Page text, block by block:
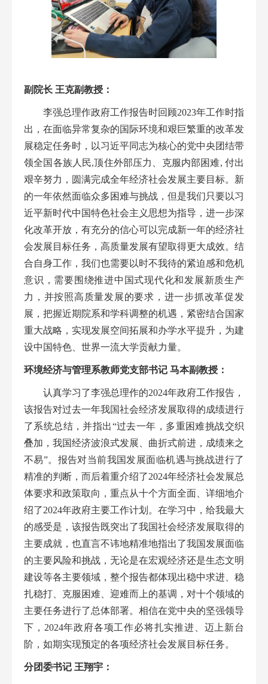
副院长 王克副教授 ：
李强总理作政府工作报告时回顾2023年工作时指
出，在面临异常复杂的国际环境和艰巨繁重的改革发
展稳定任务时，以习近平同志为核心的党中央团结带
领全国各族人民,顶住外部压力、克服内部困难, 付出
艰辛努力，圆满完成全年经济社会发展主要目标。新
的一年依然面临众多困难与挑战，但是我们只要以习
近平新时代中国特色社会主义思想为指导，进一步深
化改革开放，有充分的信心可以完成新一年的经济社
会发展目标任务，高质量发展有望取得更大成效。结
合自身工作，我们也需要以时不我待的紧迫感和危机
意识，需要围绕推进中国式现代化和发展新质生产
力，并按照高质量发展的要求，进一步抓改革促发
展，把握近期院系和学科调整的机遇，紧密结合国家
重大战略，实现发展空间拓展和办学水平提升，为建
设中国特色、世界一流大学贡献力量。
环境经济与管理系教师党支部书记 马本副教授：
认真学习了李强总理作的2024年政府工作报告，
该报告对过去一年我国社会经济发展取得的成绩进行
了系统总结，并指出“过去一年，多重困难挑战交织
叠加，我国经济波浪式发展、曲折式前进，成绩来之
不易”。报告对当前我国发展面临机遇与挑战进行了
精准的判断，而后着重介绍了2024年经济社会发展总
体要求和政策取向，重点从十个方面全面、详细地介
绍了2024年政府主要工作计划。在学习中，给我最大
的感受是，该报告既突出了我国社会经济发展取得的
主要成就，也直言不讳地精准地指出了我国发展面临
的主要风险和挑战，无论是在宏观经济还是生态文明
建设等各主要领域，整个报告都体现出稳中求进、稳
扎稳打、克服困难、迎难而上的基调，对十个领域的
主要任务进行了总体部署。相信在党中央的坚强领导
下， 2024年政府各项工作必将扎实推进、迈上新台
阶，如期实现预定的各项经济社会发展目标任务。
分团委书记 王翔宇 ：